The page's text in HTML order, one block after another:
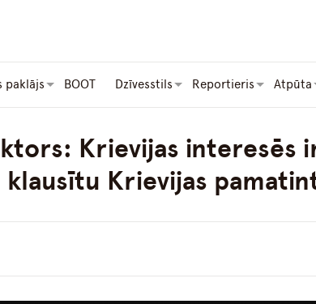
paklājs BOOT Dzīvesstils Reportieris Atpūta
Krievijas interesēs
klausītu Krievijas